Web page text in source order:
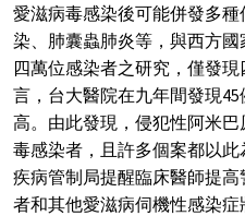
愛滋病毒感染後可能併發多
染、肺囊蟲肺炎等，與西方
四萬位感染者之研究，僅發
言，台大醫院在九年間發現
高。由此發現，侵犯性阿米
毒感染者，且許多個案都以此
疾病管制局提醒臨床醫師提
者和其他愛滋病伺機性感染